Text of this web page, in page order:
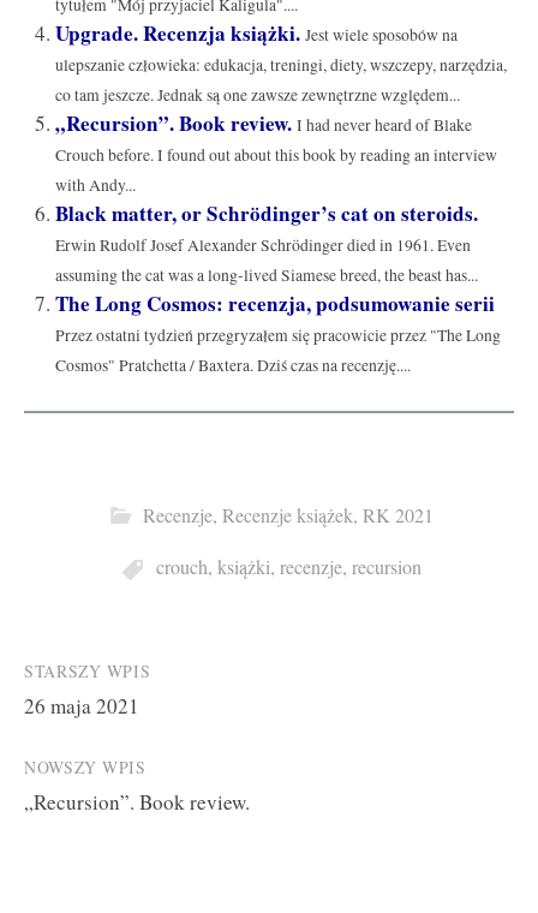
tytułem "Mój przyjaciel Kaligula"....
Upgrade. Recenzja książki. Jest wiele sposobów na
ulepszanie człowieka: edukacja, treningi, diety, wszczepy, narzędzia,
co tam jeszcze. Jednak są one zawsze zewnętrzne względem...
„Recursion”. Book review. I had never heard of Blake
Crouch before. I found out about this book by reading an interview
with Andy...
Black matter, or Schrödinger’s cat on steroids.
Erwin Rudolf Josef Alexander Schrödinger died in 1961. Even
assuming the cat was a long-lived Siamese breed, the beast has...
The Long Cosmos: recenzja, podsumowanie serii
Przez ostatni tydzień przegryzałem się pracowicie przez "The Long
Cosmos" Pratchetta / Baxtera. Dziś czas na recenzję....
Recenzje, Recenzje książek, RK 2021
crouch, książki, recenzje, recursion
Post
navigation
STARSZY WPIS
26 maja 2021
NOWSZY WPIS
„Recursion”. Book review.